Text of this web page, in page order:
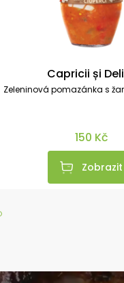
Capricii și
Zeleninová pomazánka s
150 Kč
Zobrazit